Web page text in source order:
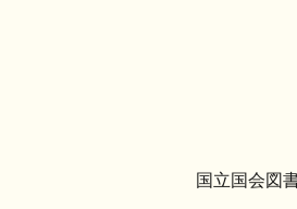
国立国会図